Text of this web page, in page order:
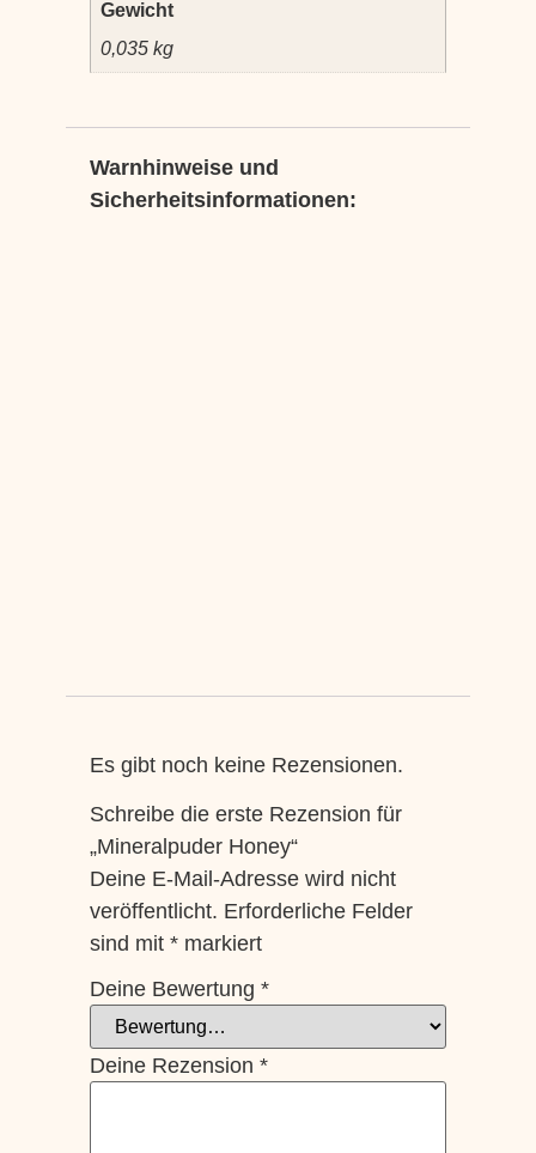
Gewicht
0,035 kg
Warnhinweise und
Sicherheitsinformationen:
Es gibt noch keine Rezensionen.
Schreibe die erste Rezension für
„Mineralpuder Honey“
Deine E-Mail-Adresse wird nicht
veröffentlicht. Erforderliche Felder
sind mit *markiert
Deine Bewertung *
Deine Rezension *